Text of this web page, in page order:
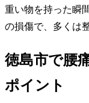
重い物を持った瞬
の損傷で、多くは
徳島市で腰
ポイント